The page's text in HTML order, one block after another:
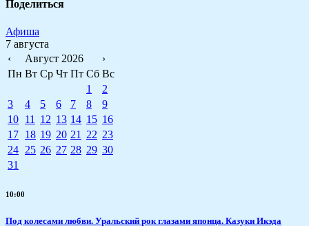
Поделиться
Афиша
7 августа
‹
Август 2026
›
Пн Вт Ср Чт Пт Сб Вс
1
2
3
4 5 6 7 8
9
10 11 12 13 14 15 16
17 18 19 20 21 22 23
24 25 26 27 28 29 30
31
10:00
Под колесами любви. Уральский рок глазами японца. Казуки Икэда